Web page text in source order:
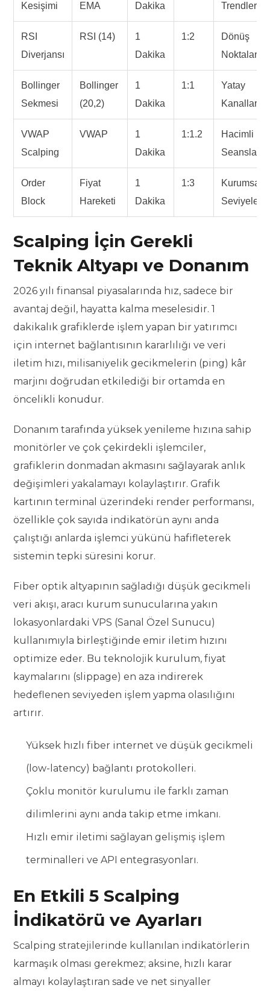
Kesişimi
EMA
Dakika
Trendler
RSI
Diverjansı
RSI (14)
1
Dakika
1:2
Dönüş
Noktaları
Bollinger
Sekmesi
Bollinger
(20,2)
1
Dakika
1:1
Yatay
Kanallar
VWAP
Scalping
VWAP
1
Dakika
1:1.2
Hacimli
Seanslar
Order
Block
Fiyat
Hareketi
1
Dakika
1:3
Kurumsal
Seviyeler
Scalping İçin Gerekli
Teknik Altyapı ve Donanım
2026 yılı finansal piyasalarında hız, sadece bir
avantaj değil, hayatta kalma meselesidir. 1
dakikalık grafiklerde işlem yapan bir yatırımcı
için internet bağlantısının kararlılığı ve veri
iletim hızı, milisaniyelik gecikmelerin (ping) kâr
marjını doğrudan etkilediği bir ortamda en
öncelikli konudur.
Donanım tarafında yüksek yenileme hızına sahip
monitörler ve çok çekirdekli işlemciler,
grafiklerin donmadan akmasını sağlayarak anlık
değişimleri yakalamayı kolaylaştırır. Grafik
kartının terminal üzerindeki render performansı,
özellikle çok sayıda indikatörün aynı anda
çalıştığı anlarda işlemci yükünü hafifleterek
sistemin tepki süresini korur.
Fiber optik altyapının sağladığı düşük gecikmeli
veri akışı, aracı kurum sunucularına yakın
lokasyonlardaki VPS (Sanal Özel Sunucu)
kullanımıyla birleştiğinde emir iletim hızını
optimize eder. Bu teknolojik kurulum, fiyat
kaymalarını (slippage) en aza indirerek
hedeflenen seviyeden işlem yapma olasılığını
artırır.
Yüksek hızlı fiber internet ve düşük gecikmeli
(low-latency) bağlantı protokolleri.
Çoklu monitör kurulumu ile farklı zaman
dilimlerini aynı anda takip etme imkanı.
Hızlı emir iletimi sağlayan gelişmiş işlem
terminalleri ve API entegrasyonları.
En Etkili 5 Scalping
İndikatörü ve Ayarları
Scalping stratejilerinde kullanılan indikatörlerin
karmaşık olması gerekmez; aksine, hızlı karar
almayı kolaylaştıran sade ve net sinyaller